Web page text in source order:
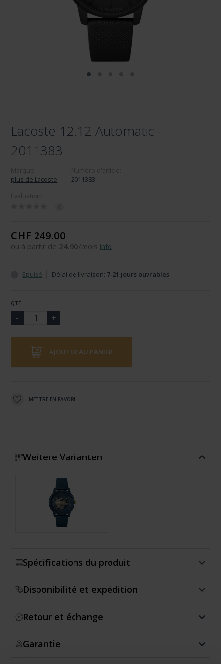
Lacoste 12.12 Automatic -
2011383
plus de Lacoste
2011383
CHF 249.00
ou à partir de 24.90/mois info
Epuisé Délai de livraison: 7-21 jours ouvrables
QTÉ
AJOUTER AU PANIER
METTRE EN FAVORI
Weitere Varianten
Spécifications du produit
Disponibilité et expédition
Retour et échange
Garantie